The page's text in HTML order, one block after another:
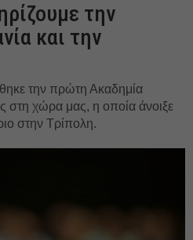
την
και την
την πρώτη Ακαδημία
στη χώρα μας, η οποία άνοιξε
στην Τρίπολη.